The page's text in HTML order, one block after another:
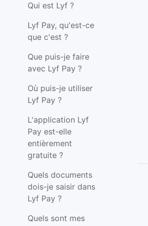
Qui est Lyf ?
Lyf Pay, qu'est-ce
que c'est ?
Que puis-je faire
avec Lyf Pay ?
Où puis-je utiliser
Lyf Pay ?
L'application Lyf
Pay est-elle
entièrement
gratuite ?
Quels documents
dois-je saisir dans
Lyf Pay ?
Quels sont mes